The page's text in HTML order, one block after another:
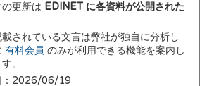
更新は EDINET に各資料が公開された
されている文言は弊社が独自に分析し
有料会員 のみが利用できる機能を案内し
。
：2026/06/19